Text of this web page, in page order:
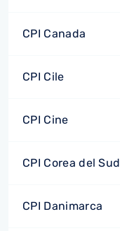
CPI Canada
CPI Cile
CPI Cine
CPI Corea del Sud
CPI Danimarca